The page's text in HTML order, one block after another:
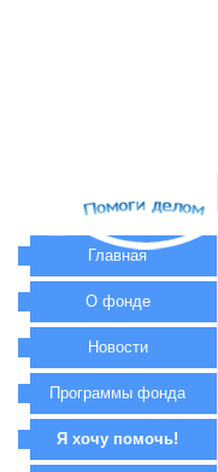
Главная
О фонде
Новости
Программы фонда
Я хочу помочь!